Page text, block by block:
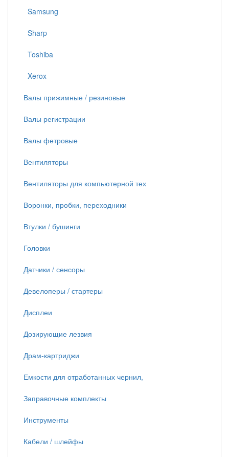
Samsung
Sharp
Toshiba
Xerox
Валы прижимные / резиновые
Валы регистрации
Валы фетровые
Вентиляторы
Вентиляторы для компьютерной тех
Воронки, пробки, переходники
Втулки / бушинги
Головки
Датчики / сенсоры
Девелоперы / стартеры
Дисплеи
Дозирующие лезвия
Драм-картриджи
Емкости для отработанных чернил,
Заправочные комплекты
Инструменты
Кабели / шлейфы